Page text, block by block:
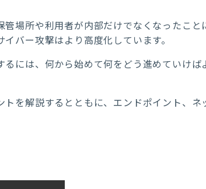
場所や利用者が内部だけでなくなったこと
バー攻撃はより高度化しています。
には、何から始めて何をどう進めていけば
を解説するとともに、エンドポイント、ネ